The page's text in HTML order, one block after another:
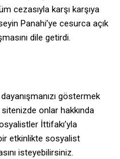
cezasıyla karşı karşıya
Panahi’ye cesurca açık
dile getirdi.
göstermek
onlar hakkında
İttifakı’yla
etkinlikte sosyalist
isteyebilirsiniz.